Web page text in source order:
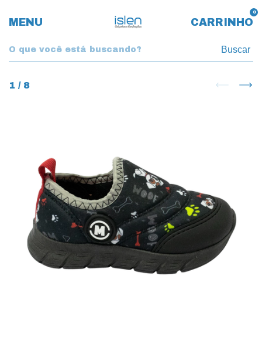
MENU CARRINHO
0
Buscar
1 / 8